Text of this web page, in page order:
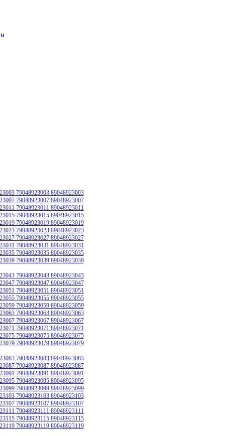
79048923003 89048923003
79048923007 89048923007
79048923011 89048923011
79048923015 89048923015
79048923019 89048923019
79048923023 89048923023
79048923027 89048923027
79048923031 89048923031
79048923035 89048923035
79048923039 89048923039
79048923043 89048923043
79048923047 89048923047
79048923051 89048923051
79048923055 89048923055
79048923059 89048923059
79048923063 89048923063
79048923067 89048923067
79048923071 89048923071
79048923075 89048923075
79048923079 89048923079
79048923083 89048923083
79048923087 89048923087
79048923091 89048923091
79048923095 89048923095
79048923099 89048923099
79048923103 89048923103
79048923107 89048923107
79048923111 89048923111
79048923115 89048923115
79048923119 89048923119